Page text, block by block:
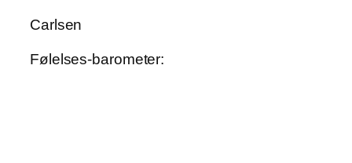
Carlsen
Følelses-barometer: